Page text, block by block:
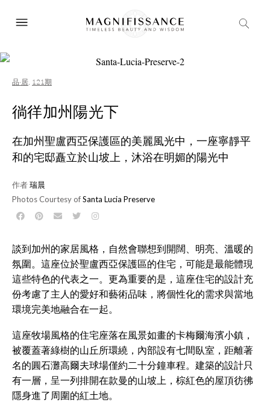
品·居 121期
徜徉加州陽光下
在加州聖盧西亞保護區的美麗風光中，一座寧靜平
和的宅邸矗立於山坡上，沐浴在明媚的陽光中
作者瑞晨
Photos Courtesy ofSanta Lucia Preserve
談到加州的家居風格，自然會聯想到開闊、明亮、溫暖的
氛圍。這座位於聖盧西亞保護區的住宅，可能是最能體現
這些特色的代表之一。更為重要的是，這座住宅的設計充
份考慮了主人的愛好和藝術品味，將個性化的需求與當地
環境完美地融合在一起。
這座牧場風格的住宅座落在風景如畫的卡梅爾海濱小鎮，
被覆蓋著綠樹的山丘所環繞，內部設有七間臥室，距離著
名的圓石灘高爾夫球場僅約二十分鐘車程。建築的設計只
有一層，呈一列排開在款曼的山坡上，棕紅色的屋頂彷彿
隱身進了周圍的紅土地。